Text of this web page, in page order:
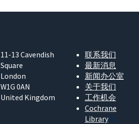
11-13 Cavendish
Square
London
W1G 0AN
United Kingdom
联系我们
最新消息
新闻办公室
关于我们
工作机会
Cochrane
Library